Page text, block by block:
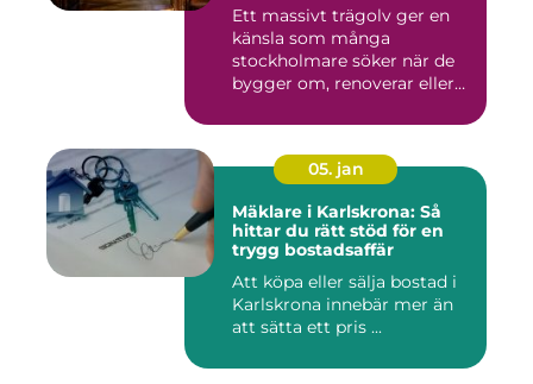
Ett massivt trägolv ger en
känsla som många
stockholmare söker när de
bygger om, renoverar eller
05. jan
Mäklare i Karlskrona: Så
hittar du rätt stöd för en
trygg bostadsaffär
Att köpa eller sälja bostad i
Karlskrona innebär mer än
att sätta ett pris ...